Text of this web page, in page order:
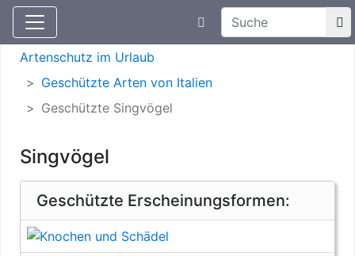
Aktuelle Meldungen
Suchtexteingabe
Artenschutz
Artenschutz im Urlaub
Geschützte Arten von Italien
Geschützte Singvögel
Singvögel
Geschützte Erscheinungsformen: